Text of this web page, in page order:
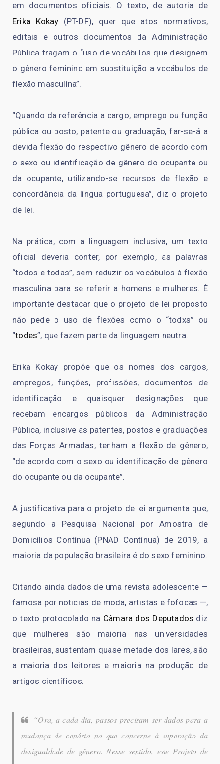
em documentos oficiais. O texto, de autoria de
Erika Kokay(PT-DF), quer que atos normativos,
editais e outros documentos da Administração
Pública tragam o “uso de vocábulos que designem
o gênero feminino em substituição a vocábulos de
flexão masculina”.
“Quando da referência a cargo, emprego ou função
pública ou posto, patente ou graduação, far-se-á a
devida flexão do respectivo gênero de acordo com
o sexo ou identificação de gênero do ocupante ou
da ocupante, utilizando-se recursos de flexão e
concordância da língua portuguesa”, diz o projeto
de lei.
Na prática, com a linguagem inclusiva, um texto
oficial deveria conter, por exemplo, as palavras
“todos e todas”, sem reduzir os vocábulos à flexão
masculina para se referir a homens e mulheres. É
importante destacar que o projeto de lei proposto
não pede o uso de flexões como o “todxs” ou
“todes”, que fazem parte da linguagem neutra.
Erika Kokay propõe que os nomes dos cargos,
empregos, funções, profissões, documentos de
identificação e quaisquer designações que
recebam encargos públicos da Administração
Pública, inclusive as patentes, postos e graduações
das Forças Armadas, tenham a flexão de gênero,
“de acordo com o sexo ou identificação de gênero
do ocupante ou da ocupante”.
A justificativa para o projeto de lei argumenta que,
segundo a Pesquisa Nacional por Amostra de
Domicílios Contínua (PNAD Contínua) de 2019, a
maioria da população brasileira é do sexo feminino.
Citando ainda dados de uma revista adolescente —
famosa por notícias de moda, artistas e fofocas —,
o texto protocolado na Câmara dos Deputados diz
que mulheres são maioria nas universidades
brasileiras, sustentam quase metade dos lares, são
a maioria dos leitores e maioria na produção de
artigos científicos.
“Ora, a cada dia, passos precisam ser dados para a
mudança de cenário no que concerne à superação da
desigualdade de gênero. Nesse sentido, este Projeto de